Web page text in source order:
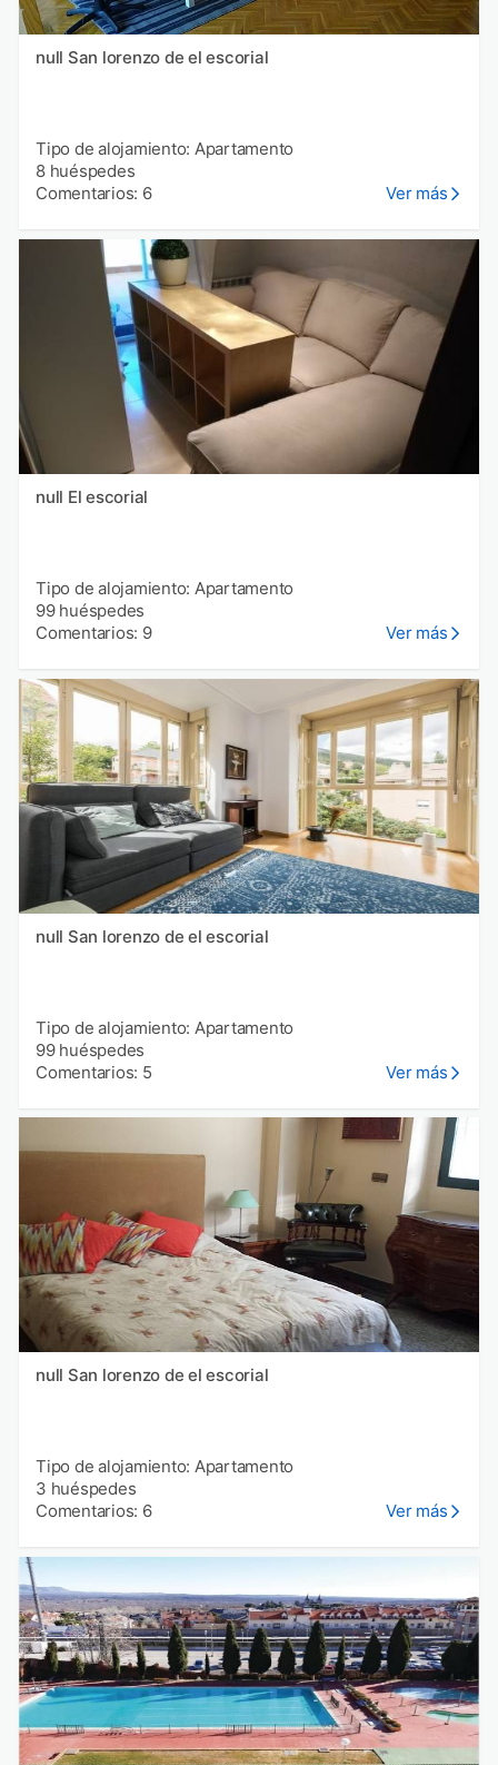
null San lorenzo de el escorial
Tipo de alojamiento: Apartamento
8 huéspedes
Comentarios: 6
Ver más
null El escorial
Tipo de alojamiento: Apartamento
99 huéspedes
Comentarios: 9
Ver más
null San lorenzo de el escorial
Tipo de alojamiento: Apartamento
99 huéspedes
Comentarios: 5
Ver más
null San lorenzo de el escorial
Tipo de alojamiento: Apartamento
3 huéspedes
Comentarios: 6
Ver más